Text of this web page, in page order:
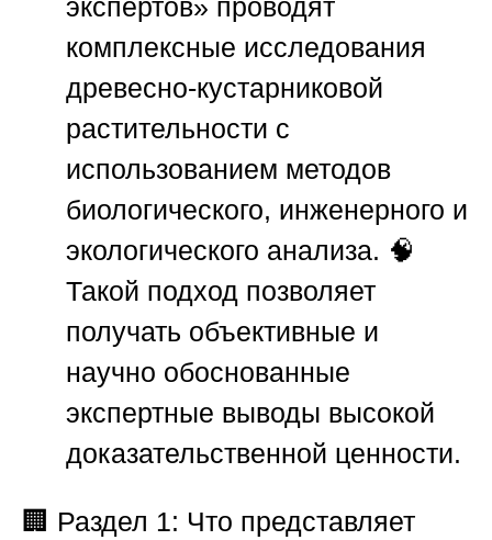
экспертов» проводят
комплексные исследования
древесно-кустарниковой
растительности с
использованием методов
биологического, инженерного и
экологического анализа. 🧠
Такой подход позволяет
получать объективные и
научно обоснованные
экспертные выводы высокой
доказательственной ценности.
🏢 Раздел 1: Что представляет